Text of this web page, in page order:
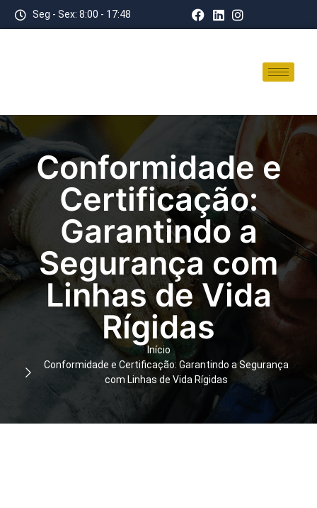
Seg - Sex: 8:00 - 17:48
Conformidade e
Certificação:
Garantindo a
Segurança com
Linhas de Vida
Rígidas
Início
Conformidade e Certificação: Garantindo a Segurança
com Linhas de Vida Rígidas